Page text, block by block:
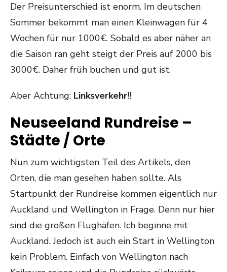
Der Preisunterschied ist enorm. Im deutschen
Sommer bekommt man einen Kleinwagen für 4
Wochen für nur 1000€. Sobald es aber näher an
die Saison ran geht steigt der Preis auf 2000 bis
3000€. Daher früh buchen und gut ist.
Aber Achtung: Linksverkehr!!
Neuseeland Rundreise –
Städte / Orte
Nun zum wichtigsten Teil des Artikels, den
Orten, die man gesehen haben sollte. Als
Startpunkt der Rundreise kommen eigentlich nur
Auckland und Wellington in Frage. Denn nur hier
sind die großen Flughäfen. Ich beginne mit
Auckland. Jedoch ist auch ein Start in Wellington
kein Problem. Einfach von Wellington nach